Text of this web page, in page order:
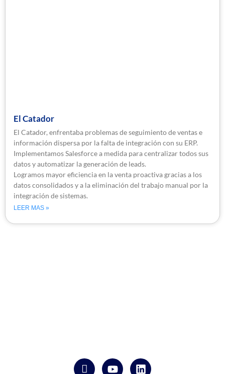
El Catador
El Catador, enfrentaba problemas de seguimiento de ventas e
información dispersa por la falta de integración con su ERP.
Implementamos Salesforce a medida para centralizar todos sus
datos y automatizar la generación de leads.
Logramos mayor eficiencia en la venta proactiva gracias a los
datos consolidados y a la eliminación del trabajo manual por la
integración de sistemas.
LEER MAS »